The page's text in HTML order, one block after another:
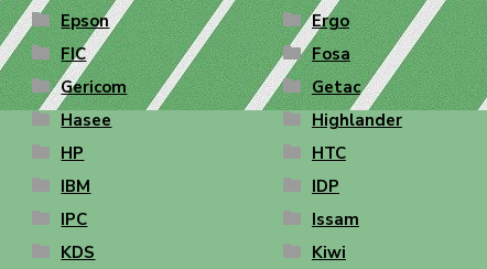
Epson Ergo
FIC Fosa
Gericom Getac
Hasee Highlander
HP HTC
IBM IDP
IPC Issam
KDS Kiwi